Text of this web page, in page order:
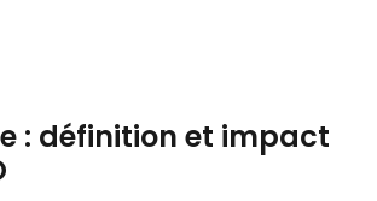
: définition et impact